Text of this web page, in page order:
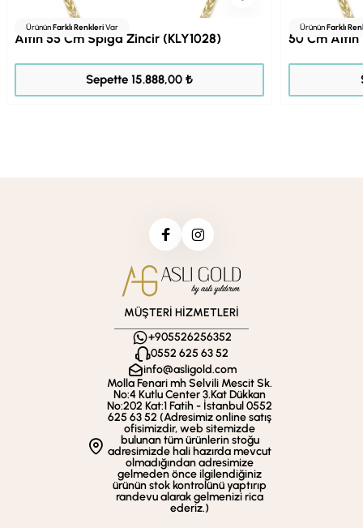
ÜrününFarklı RenkleriVar
Altın 55 Cm Spiga Zincir (KLY1028)
Sepette 15.888,00 ₺
ÜrününFarklı
50 Cm Altın
MÜŞTERİ HİZMETLERİ
+905526256352
0552 625 63 52
info@asligold.com
Molla Fenari mh Selvili Mescit Sk.
No:4 Kutlu Center 3.Kat Dükkan
No:202 Kat:1 Fatih - İstanbul 0552
625 63 52 (Adresimiz online satış
ofisimizdir, web sitemizde
bulunan tüm ürünlerin stoğu
adresimizde hali hazırda mevcut
olmadığından adresimize
gelmeden önce ilgilendiğiniz
ürünün stok kontrolünü yaptırıp
randevu alarak gelmenizi rica
ederiz.)